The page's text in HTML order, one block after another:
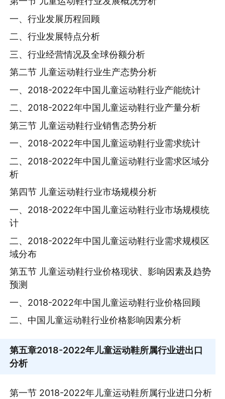
一、行业发展历程回顾
二、行业发展特点分析
三、行业经营情况及全球份额分析
第二节 儿童运动鞋行业生产态势分析
一、2018-2022年中国儿童运动鞋行业产能统计
二、2018-2022年中国儿童运动鞋行业产量分析
第三节 儿童运动鞋行业销售态势分析
一、2018-2022年中国儿童运动鞋行业需求统计
二、2018-2022年中国儿童运动鞋行业需求区域分
析
第四节 儿童运动鞋行业市场规模分析
一、2018-2022年中国儿童运动鞋行业市场规模统
计
二、2018-2022年中国儿童运动鞋行业需求规模区
域分布
第五节 儿童运动鞋行业价格现状、影响因素及趋势
预测
一、2018-2022年中国儿童运动鞋行业价格回顾
二、中国儿童运动鞋行业价格影响因素分析
第五章2018-2022年儿童运动鞋所属行业进出口
分析
第一节 2018-2022年儿童运动鞋所属行业进口分析